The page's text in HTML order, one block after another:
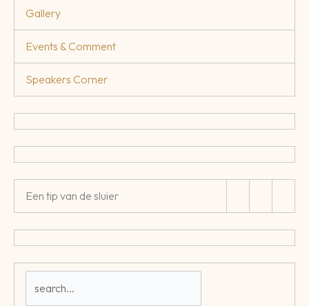
Gallery
Events & Comment
Speakers Corner
Een tip van de sluier